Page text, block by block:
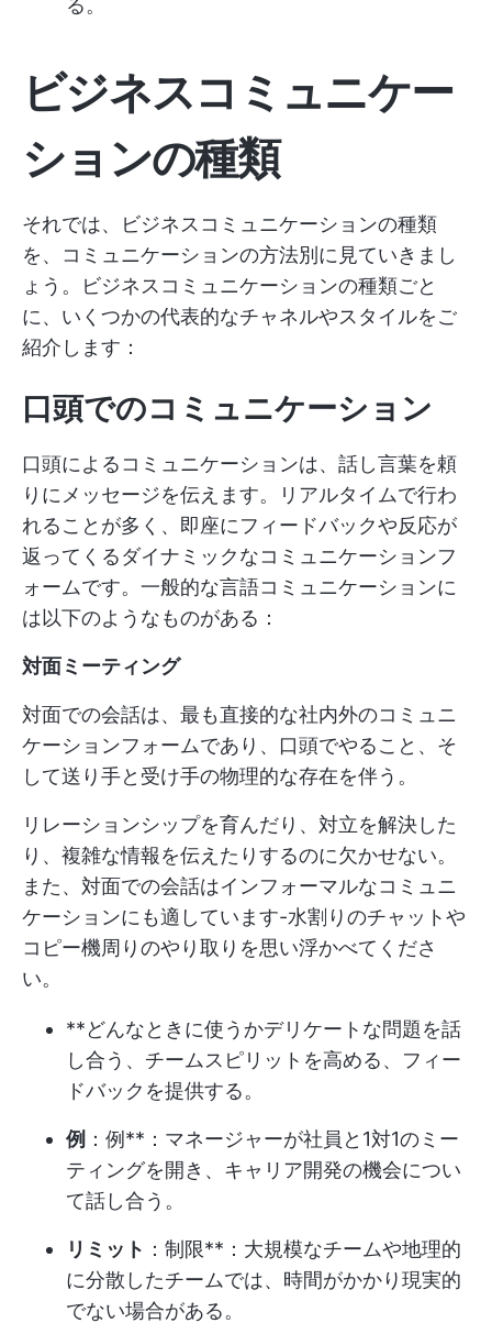
る。
ビジネスコミュニケー
ションの種類
それでは、ビジネスコミュニケーションの種類
を、コミュニケーションの方法別に見ていきまし
ょう。ビジネスコミュニケーションの種類ごと
に、いくつかの代表的なチャネルやスタイルをご
紹介します：
口頭でのコミュニケーション
口頭によるコミュニケーションは、話し言葉を頼
りにメッセージを伝えます。リアルタイムで行わ
れることが多く、即座にフィードバックや反応が
返ってくるダイナミックなコミュニケーションフ
ォームです。一般的な言語コミュニケーションに
は以下のようなものがある：
対面ミーティング
対面での会話は、最も直接的な社内外のコミュニ
ケーションフォームであり、口頭でやること、そ
して送り手と受け手の物理的な存在を伴う。
リレーションシップを育んだり、対立を解決した
り、複雑な情報を伝えたりするのに欠かせない。
また、対面での会話はインフォーマルなコミュニ
ケーションにも適しています-水割りのチャットや
コピー機周りのやり取りを思い浮かべてくださ
い。
**どんなときに使うかデリケートな問題を話
し合う、チームスピリットを高める、フィー
ドバックを提供する。
例 ：例**：マネージャーが社員と1対1のミー
ティングを開き、キャリア開発の機会につい
て話し合う。
リミット ：制限**：大規模なチームや地理的
に分散したチームでは、時間がかかり現実的
でない場合がある。